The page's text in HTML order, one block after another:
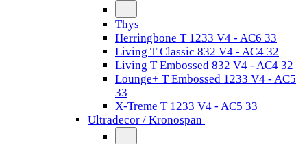
Thys
Herringbone T 1233 V4 - AC6 33
Living T Classic 832 V4 - AC4 32
Living T Embossed 832 V4 - AC4 32
Lounge+ T Embossed 1233 V4 - AC5
33
X-Treme T 1233 V4 - AC5 33
Ultradecor / Kronospan